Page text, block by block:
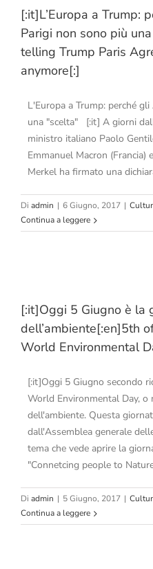
[:it]L’Europa a Trump:
Parigi non sono più
telling Trump Paris
anymore[:]
L'Europa a Trump: perché
una "scelta" [:it] A giorni
ministro italiano Paolo
Emmanuel Macron (Francia)
Merkel ha firmato una
Di admin | 6 Giugno, 2017 |
Continua a leggere
[:it]Oggi 5 Giugno è la
dell’ambiente[:en]5th
World Environmental
[:it]Oggi 5 Giugno secondo
World Environmental Day,
dell'ambiente. Questa
dall'Assemblea generale
tema che vede aprire la
"Connetcing people to
Di admin | 5 Giugno, 2017 |
Continua a leggere